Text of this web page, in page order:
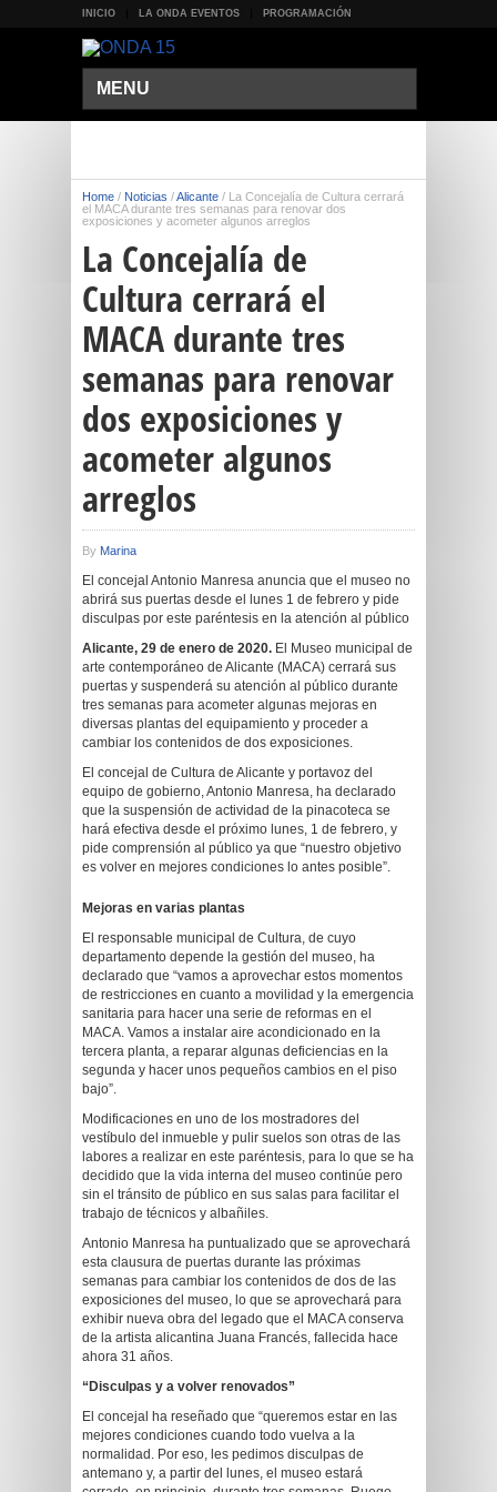
INICIO LA ONDA EVENTOS PROGRAMACIÓN
MENU
Home / Noticias /Alicante / La Concejalía de Cultura cerrará
el MACA durante tres semanas para renovar dos
exposiciones y acometer algunos arreglos
La Concejalía de
Cultura cerrará el
MACA durante tres
semanas para renovar
dos exposiciones y
acometer algunos
arreglos
By Marina
El concejal Antonio Manresa anuncia que el museo no
abrirá sus puertas desde el lunes 1 de febrero y pide
disculpas por este paréntesis en la atención al público
Alicante, 29 de enero de 2020. El Museo municipal de
arte contemporáneo de Alicante (MACA) cerrará sus
puertas y suspenderá su atención al público durante
tres semanas para acometer algunas mejoras en
diversas plantas del equipamiento y proceder a
cambiar los contenidos de dos exposiciones.
El concejal de Cultura de Alicante y portavoz del
equipo de gobierno, Antonio Manresa, ha declarado
que la suspensión de actividad de la pinacoteca se
hará efectiva desde el próximo lunes, 1 de febrero, y
pide comprensión al público ya que “nuestro objetivo
es volver en mejores condiciones lo antes posible”.
Mejoras en varias plantas
El responsable municipal de Cultura, de cuyo
departamento depende la gestión del museo, ha
declarado que “vamos a aprovechar estos momentos
de restricciones en cuanto a movilidad y la emergencia
sanitaria para hacer una serie de reformas en el
MACA. Vamos a instalar aire acondicionado en la
tercera planta, a reparar algunas deficiencias en la
segunda y hacer unos pequeños cambios en el piso
bajo”.
Modificaciones en uno de los mostradores del
vestíbulo del inmueble y pulir suelos son otras de las
labores a realizar en este paréntesis, para lo que se ha
decidido que la vida interna del museo continúe pero
sin el tránsito de público en sus salas para facilitar el
trabajo de técnicos y albañiles.
Antonio Manresa ha puntualizado que se aprovechará
esta clausura de puertas durante las próximas
semanas para cambiar los contenidos de dos de las
exposiciones del museo, lo que se aprovechará para
exhibir nueva obra del legado que el MACA conserva
de la artista alicantina Juana Francés, fallecida hace
ahora 31 años.
“Disculpas y a volver renovados”
El concejal ha reseñado que “queremos estar en las
mejores condiciones cuando todo vuelva a la
normalidad. Por eso, les pedimos disculpas de
antemano y, a partir del lunes, el museo estará